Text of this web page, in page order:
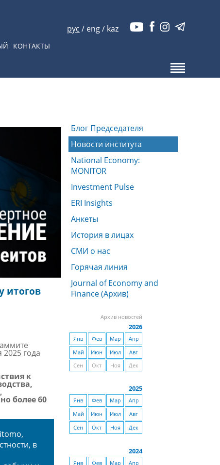
КОНТАКТЫ
рус / eng/ kaz
итогов
2025 года
к
более 60
в
Блог Председателя
Новости института
National Economy:
MONITOR
Investment Pulse
ERI Insights
Анкеты
История в лицах
СМИ о нас
Горячая линия
Journal of Economy and
Finance (Архив)
Архив новостей
2026
Янв Фев Мар
Апр
Май
Июн Июл
Авг
Сен
Окт Ноя Дек
2025
Янв Фев Мар
Апр
Май
Июн Июл
Авг
Сен
Окт Ноя Дек
2024
Янв Фев Мар
Апр